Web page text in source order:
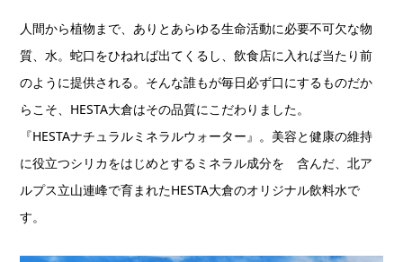
人間から植物まで、ありとあらゆる生命活動に必要不可欠な物
質、水。蛇口をひねれば出てくるし、飲食店に入れば当たり前
のように提供される。そんな誰もが毎日必ず口にするものだか
らこそ、HESTA大倉はその品質にこだわりました。
『HESTAナチュラルミネラルウォーター』。美容と健康の維持
に役立つシリカをはじめとするミネラル成分を 含んだ、北ア
ルプス立山連峰で育まれたHESTA大倉のオリジナル飲料水で
す。